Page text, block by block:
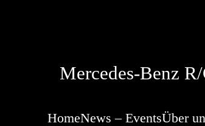
Mercedes-Benz
HomeNews – EventsÜber